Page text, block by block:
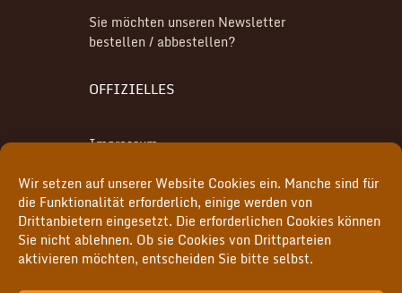
Wir setzen auf unserer Website Cookies ein. Manche sind für
die Funktionalität erforderlich, einige werden von
Drittanbietern eingesetzt. Die erforderlichen Cookies können
Sie nicht ablehnen. Ob sie Cookies von Drittparteien
aktivieren möchten, entscheiden Sie bitte selbst.
Sie möchten unseren Newsletter
bestellen / abbestellen?
OFFIZIELLES
Impressum
Datenschutz
Cookie-Richtlinie (EU)